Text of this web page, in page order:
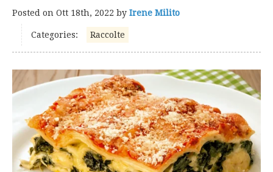
Posted on Ott 18th, 2022 by Irene Milito
Categories: Raccolte